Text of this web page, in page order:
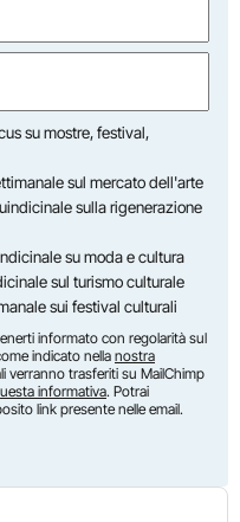
su mostre, festival,
sul mercato dell'arte
sulla rigenerazione
su moda e cultura
sul turismo culturale
sui festival culturali
informato con regolarità sul
indicato nella nostra
verranno trasferiti su MailChimp
informativa. Potrai
link presente nelle email.